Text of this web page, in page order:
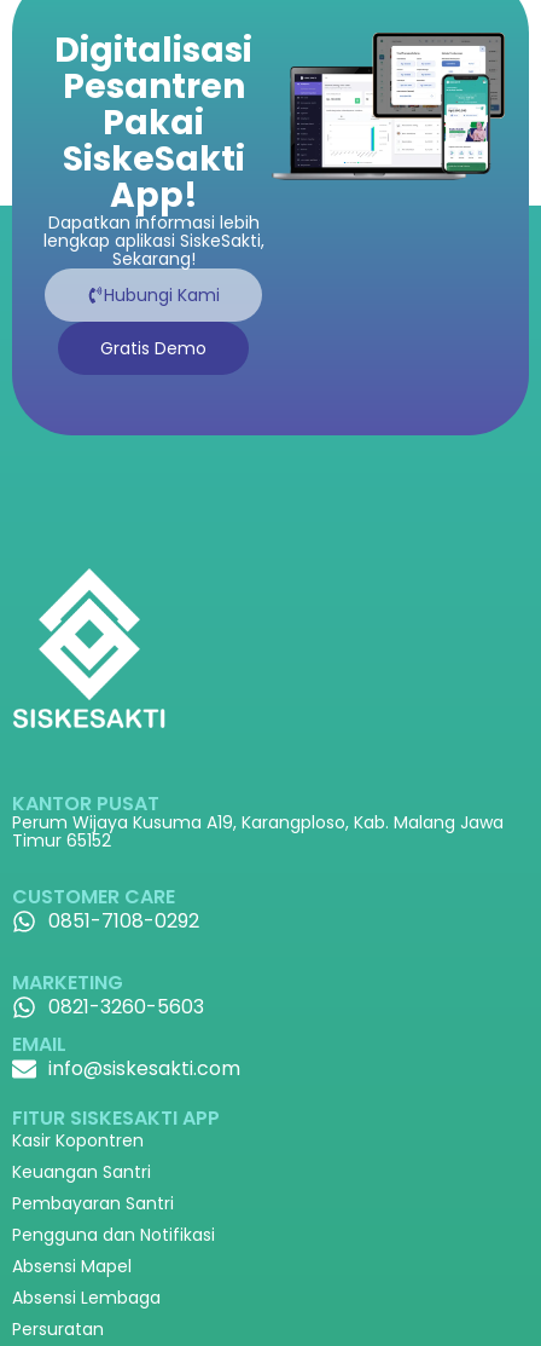
Digitalisasi
Pesantren
Pakai
SiskeSakti
App!
Dapatkan informasi lebih
lengkap aplikasi SiskeSakti,
Sekarang!
Hubungi Kami
Gratis Demo
KANTOR PUSAT
Perum Wijaya Kusuma A19, Karangploso, Kab. Malang Jawa
Timur 65152
CUSTOMER CARE
0851-7108-0292
MARKETING
0821-3260-5603
EMAIL
info@siskesakti.com
FITUR SISKESAKTI APP
Kasir Kopontren
Keuangan Santri
Pembayaran Santri
Pengguna dan Notifikasi
Absensi Mapel
Absensi Lembaga
Persuratan